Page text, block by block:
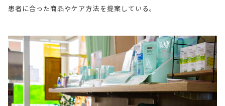
患者に合った商品やケア方法を提案している。